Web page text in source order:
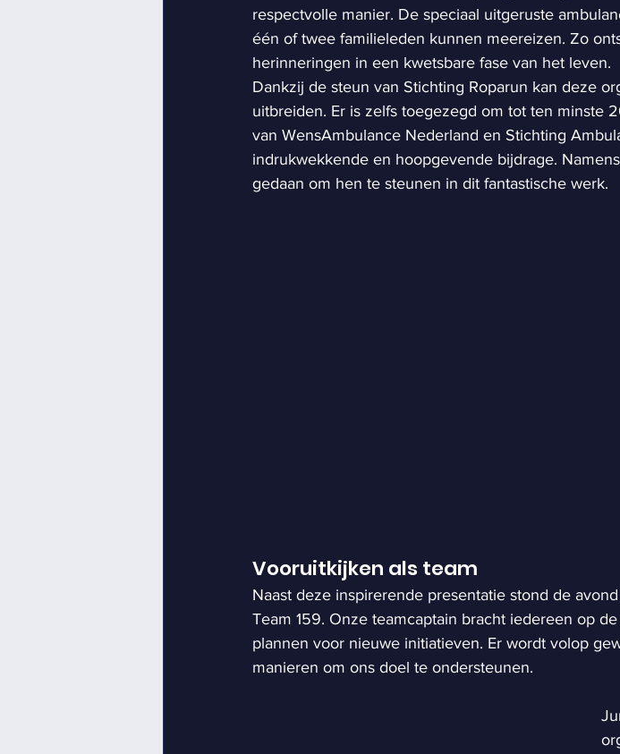
respectvolle manier. De speciaal uitgeruste
één of twee familieleden kunnen meereizen. Zo
herinneringen in een kwetsbare fase van het leven.
Dankzij de steun van Stichting Roparun kan deze
uitbreiden. Er is zelfs toegezegd om tot ten minste
van WensAmbulance Nederland en Stichting
indrukwekkende en hoopgevende bijdrage.
gedaan om hen te steunen in dit fantastische werk.
Vooruitkijken als team
Naast deze inspirerende presentatie stond de
Team 159. Onze teamcaptain bracht iedereen op
plannen voor nieuwe initiatieven. Er wordt volop
manieren om ons doel te ondersteunen.